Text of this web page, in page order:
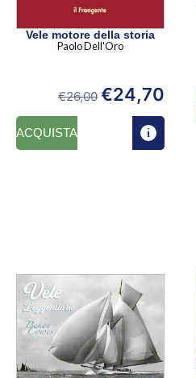
Vele motore della storia
Paolo Dell'Oro
€26,00 €24,70
ACQUISTA